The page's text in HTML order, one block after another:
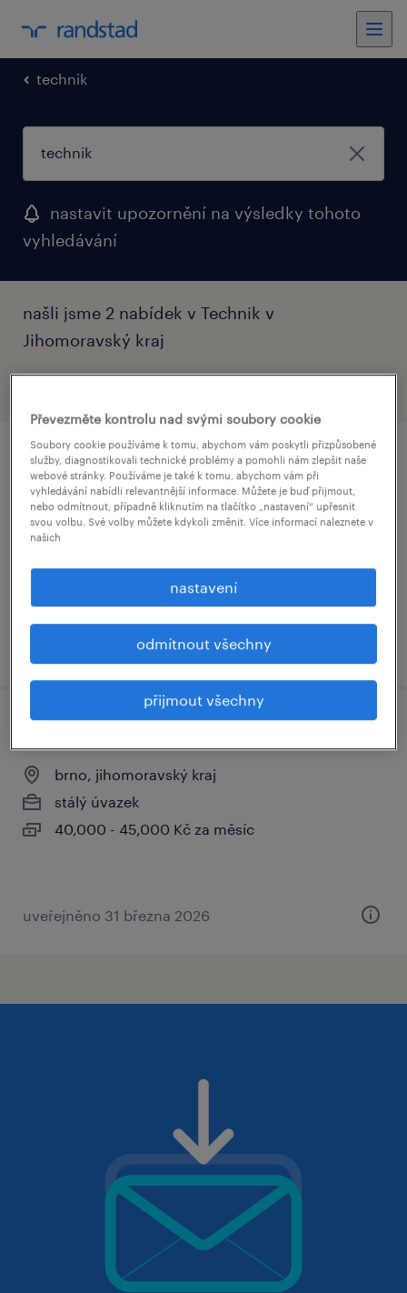
technik
nastavit upozornění na výsledky tohoto
vyhledávání
našli jsme 2 nabídek v Technik v
Jihomoravský kraj
4 dny volna každý týden: technik výroby
s vyhláškou i bez. (m/ž)
blučina, jihomoravský kraj
40,000 - 45,000 Kč za měsíc
uveřejněno 16 dubna 2026
brno, jihomoravský kraj
stálý úvazek
40,000 - 45,000 Kč za měsíc
uveřejněno 31 března 2026
Převezměte kontrolu nad svými soubory cookie
Soubory cookie používáme k tomu, abychom vám poskytli přizpůsobené
služby, diagnostikovali technické problémy a pomohli nám zlepšit naše
webové stránky. Používáme je také k tomu, abychom vám při
vyhledávání nabídli relevantnější informace. Můžete je buď přijmout,
nebo odmítnout, případně kliknutím na tlačítko „nastavení“ upřesnit
svou volbu. Své volby můžete kdykoli změnit. Více informací naleznete v
našich
nastavení
odmítnout všechny
přijmout všechny